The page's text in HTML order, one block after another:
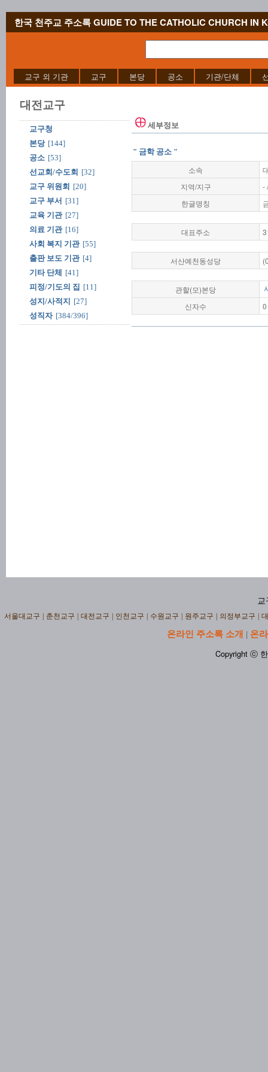
한국 천주교 주소록 GUIDE TO THE CATHOLIC CHURCH IN
교구 외 기관 교구 본당 공소 기관/단체
대전교구
교구청
본당 [144]
공소 [53]
선교회/수도회 [32]
교구 위원회 [20]
교구 부서 [31]
교육 기관 [27]
의료 기관 [16]
사회 복지 기관 [55]
출판 보도 기관 [4]
기타 단체
[41]
피정/기도의 집 [11]
성지/사적지
[27]
성직자 [384/396]
세부정보
" 금학 공소 "
소속
지역/지구
-
한글명칭
대표주소
서산예천동성당
관할(모)본당
신자수 0
교
서울대교구 춘천교구 대전교구 인천교구 수원교구 원주교구 의정부교구
온라인 주소록 소개 | 온
Copyright ⓒ